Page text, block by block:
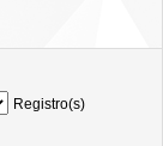
Registro(s)